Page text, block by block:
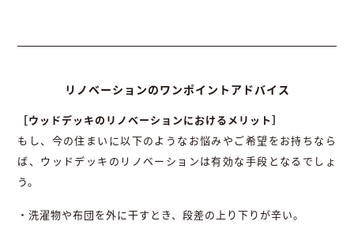
リノベーションのワンポイントアドバイス
［ウッドデッキのリノベーションにおけるメリット］
もし、今の住まいに以下のようなお悩みやご希望をお持ちなら
ば、ウッドデッキのリノベーションは有効な手段となるでしょ
う。
・洗濯物や布団を外に干すとき、段差の上り下りが辛い。